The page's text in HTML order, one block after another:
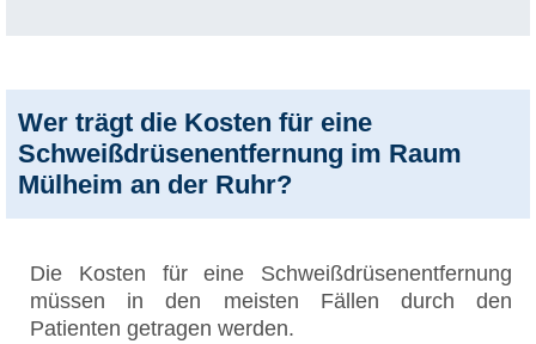
Wer trägt die Kosten für eine
Schweißdrüsenentfernung im Raum
Mülheim an der Ruhr?
Die Kosten für eine Schweißdrüsenentfernung
müssen in den meisten Fällen durch den
Patienten getragen werden.